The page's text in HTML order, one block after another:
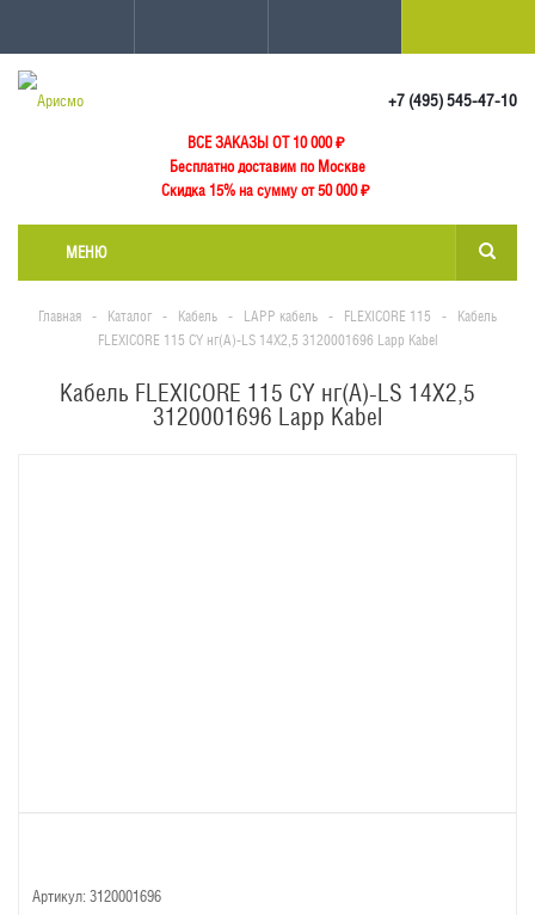
+7 (495) 545-47-10
ВСЕ ЗАКАЗЫ ОТ 10 000₽
Бесплатно доставим по Москве
Скидка 15% на сумму от 50 000 ₽
МЕНЮ
Главная - Каталог - Кабель - LAPP кабель - FLEXICORE 115 -
Кабель
FLEXICORE 115 CY нг(А)-LS 14X2,5 3120001696 Lapp Kabel
Кабель FLEXICORE 115 CY нг(А)-LS 14X2,5
3120001696 Lapp Kabel
Артикул: 3120001696